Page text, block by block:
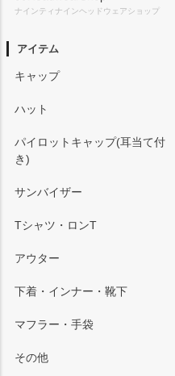
ナインティナインヘッドウェアショップ
アイテム
キャップ
ハット
パイロットキャップ(耳当て付
き)
サンバイザー
Tシャツ・ロンT
アウター
下着・インナー・靴下
マフラー・手袋
その他